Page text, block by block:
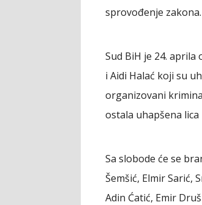
sprovođenje zakona.
Sud BiH je 24.
i Aidi Halać koji su
organizovani
ostala uhapšena
Sa slobode će se
Šemšić, Elmir Sarić,
Adin Ćatić, Emir